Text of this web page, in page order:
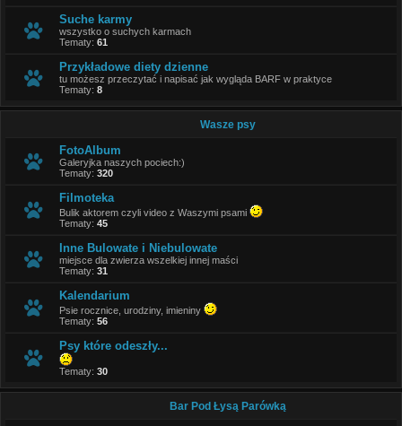
Suche karmy
wszystko o suchych karmach
Tematy: 61
Przykładowe diety dzienne
tu możesz przeczytać i napisać jak wygląda BARF w praktyce
Tematy: 8
Wasze psy
FotoAlbum
Galeryjka naszych pociech:)
Tematy: 320
Filmoteka
Bulik aktorem czyli video z Waszymi psami
Tematy: 45
Inne Bulowate i Niebulowate
miejsce dla zwierza wszelkiej innej maści
Tematy: 31
Kalendarium
Psie rocznice, urodziny, imieniny
Tematy: 56
Psy które odeszły...
Tematy: 30
Bar Pod Łysą Parówką